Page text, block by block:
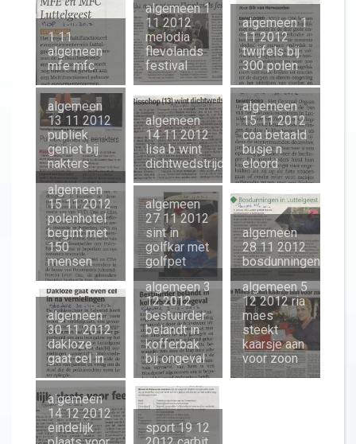
1 11
algemeen
mfe mfc
algemeen 1
11 2012
melodia
flevolands
festival
algemeen 1
11 2012
twijfels bij
300 polen
algemeen
13 11 2012
publiek
geniet bij
nakters
algemeen
14 11 2012
lisa b wint
dichtwedstrijd
algemeen
15 11 2012
coa betaald
busje n
eloord
algemeen
15 11 2012
polenhotel
begint met
150
mensen
algemeen
27 11 2012
sint in
golfkar met
golfpet
algemeen
28 11 2012
bosdunningen
algemeen
30 11 2012
dakloze
gaat cel in
algemeen 3
12 2012
bestuurder
belandt in
kofferbak
bij ongeval
algemeen 5
12 2012 ria
maes
steekt
kaarsje aan
voor zoon
algemeen
14 12 2012
eindelijk
sport 19 12